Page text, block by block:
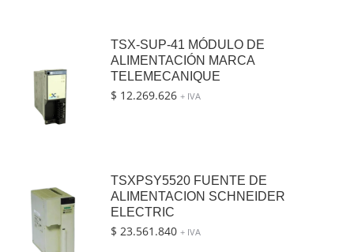
TSX-SUP-41 MÓDULO DE
ALIMENTACIÓN MARCA
TELEMECANIQUE
$ 12.269.626 + IVA
TSXPSY5520 FUENTE DE
ALIMENTACION SCHNEIDER
ELECTRIC
$ 23.561.840 + IVA